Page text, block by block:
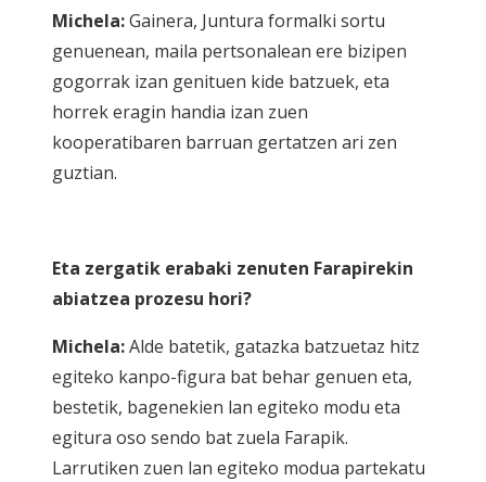
Michela:Gainera, Juntura formalki sortu
genuenean, maila pertsonalean ere bizipen
gogorrak izan genituen kide batzuek, eta
horrek eragin handia izan zuen
kooperatibaren barruan gertatzen ari zen
guztian.
Eta zergatik erabaki zenuten Farapirekin
abiatzea prozesu hori?
Michela:Alde batetik, gatazka batzuetaz hitz
egiteko kanpo-figura bat behar genuen eta,
bestetik, bagenekien lan egiteko modu eta
egitura oso sendo bat zuela Farapik.
Larrutiken zuen lan egiteko modua partekatu